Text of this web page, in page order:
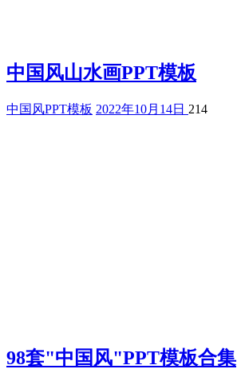
中国风山水画PPT模板
中国风PPT模板 2022年10月14日 214
98套"中国风"PPT模板合集